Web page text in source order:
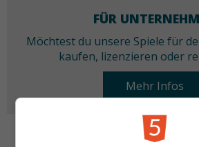
FÜR
Möchtest du unsere Spiele für
kaufen, lizenzieren oder
Mehr Infos